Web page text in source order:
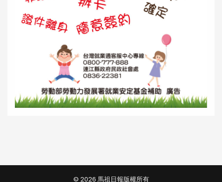
© 2026 馬祖日報版權所有